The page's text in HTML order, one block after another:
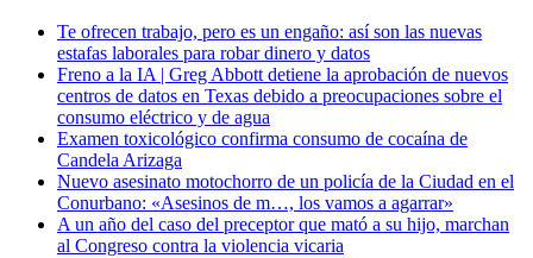
Te ofrecen trabajo, pero es un engaño: así son las nuevas
estafas laborales para robar dinero y datos
Freno a la IA | Greg Abbott detiene la aprobación de nuevos
centros de datos en Texas debido a preocupaciones sobre el
consumo eléctrico y de agua
Examen toxicológico confirma consumo de cocaína de
Candela Arizaga
Nuevo asesinato motochorro de un policía de la Ciudad en el
Conurbano: «Asesinos de m…, los vamos a agarrar»
A un año del caso del preceptor que mató a su hijo, marchan
al Congreso contra la violencia vicaria